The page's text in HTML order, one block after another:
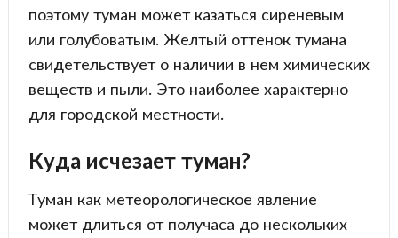
поэтому туман может казаться сиреневым
или голубоватым. Желтый оттенок тумана
свидетельствует о наличии в нем химических
веществ и пыли. Это наиболее характерно
для городской местности.
Куда исчезает туман?
Туман как метеорологическое явление
может длиться от получаса до нескольких